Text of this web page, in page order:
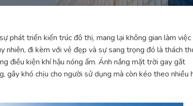
phát triển kiến trúc đô thị, mang lại không gian làm việc
nhiên, đi kèm với vẻ đẹp và sự sang trọng đó là thách
điều kiện khí hậu nóng ẩm. Ánh nắng mặt trời gay gắt
gây khó chịu cho người sử dụng mà còn kéo theo nhiều